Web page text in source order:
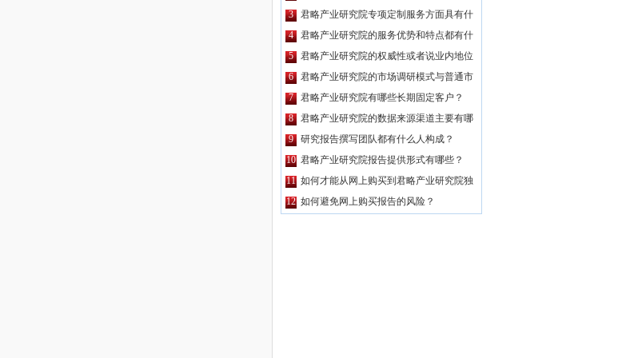
公司都要高？
3
君略产业研究院专项定制服务方面具有什
么特点？
4
君略产业研究院的服务优势和特点都有什
么？
5
君略产业研究院的权威性或者说业内地位
如何？
6
君略产业研究院的市场调研模式与普通市
场调研主要区别有哪些？
7
君略产业研究院有哪些长期固定客户？
8
君略产业研究院的数据来源渠道主要有哪
些？
9
研究报告撰写团队都有什么人构成？
10 君略产业研究院报告提供形式有哪些？
11 如何才能从网上购买到君略产业研究院独
家原创的报告产品？
12 如何避免网上购买报告的风险？